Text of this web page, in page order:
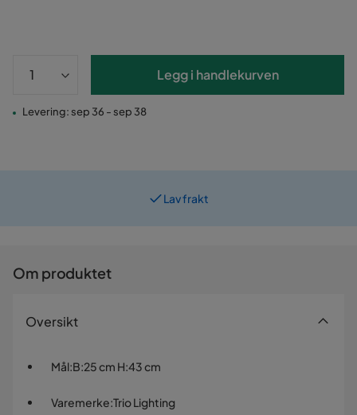
Legg i handlekurven
Levering: sep 36 - sep 38
Om produktet
Oversikt
Mål:B:25 cm H:43 cm
Varemerke:Trio Lighting